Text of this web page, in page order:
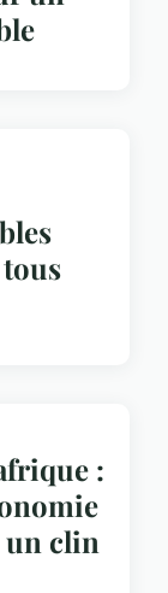
:
un clin